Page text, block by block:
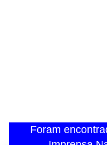
Foram